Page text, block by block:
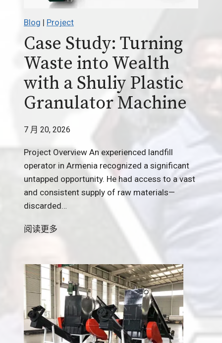
Blog | Project
Case Study: Turning
Waste into Wealth
with a Shuliy Plastic
Granulator Machine
7 月 20, 2026
Project Overview An experienced landfill
operator in Armenia recognized a significant
untapped opportunity. He had access to a vast
and consistent supply of raw materials—
discarded…
阅读更多
e
S
d
y